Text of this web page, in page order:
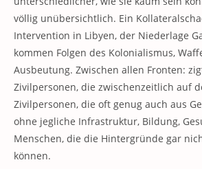
völlig unübersichtlich. Ein
Intervention in Libyen, der Niederlage
kommen Folgen des Kolonialismus,
Ausbeutung. Zwischen allen Fronten:
Zivilpersonen, die zwischenzeitlich auf
Zivilpersonen, die oft genug auch aus
ohne jegliche Infrastruktur, Bildung,
Menschen, die die Hintergründe gar
können.